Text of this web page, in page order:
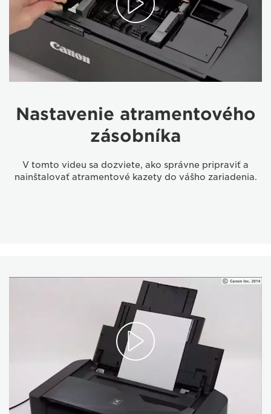
Nastavenie atramentového
zásobníka
V tomto videu sa dozviete, ako správne pripraviť a
nainštalovať atramentové kazety do vášho zariadenia.